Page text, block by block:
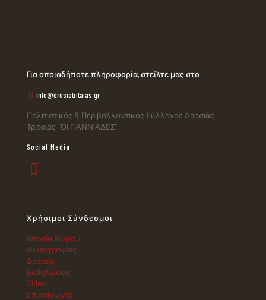
Για οποιαδήποτε πληροφορία, στείλτε μας στο:
info@drosiatritaias.gr
Πολιτιστικός & Περιβαλλοντικός Σύλλογος Δροσιάς
Τριταίας-"ΟΙ ΓΙΑΝΝΙΑΔΕΣ"
Social Media
Χρήσιμοι Σύνδεσμοι
Ιστορία Χωριού
Φωτογραφίες
Δράσεις
Εκδηλώσεις
Video
Επικοινωνία